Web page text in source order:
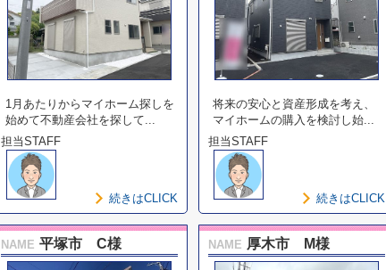
1月あたりからマイホーム探しを
始めて不動産会社を探して...
担当STAFF
続きはCLICK
将来の安心と資産形成を考え、
マイホームの購入を検討し始...
担当STAFF
続きはCLICK
NAME 平塚市 C様 NAME 厚木市 M様